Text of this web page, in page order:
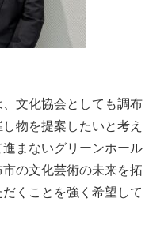
文化協会としても調布
物を提案したいと考え
まないグリーンホール
の文化芸術の未来を拓
くことを強く希望して